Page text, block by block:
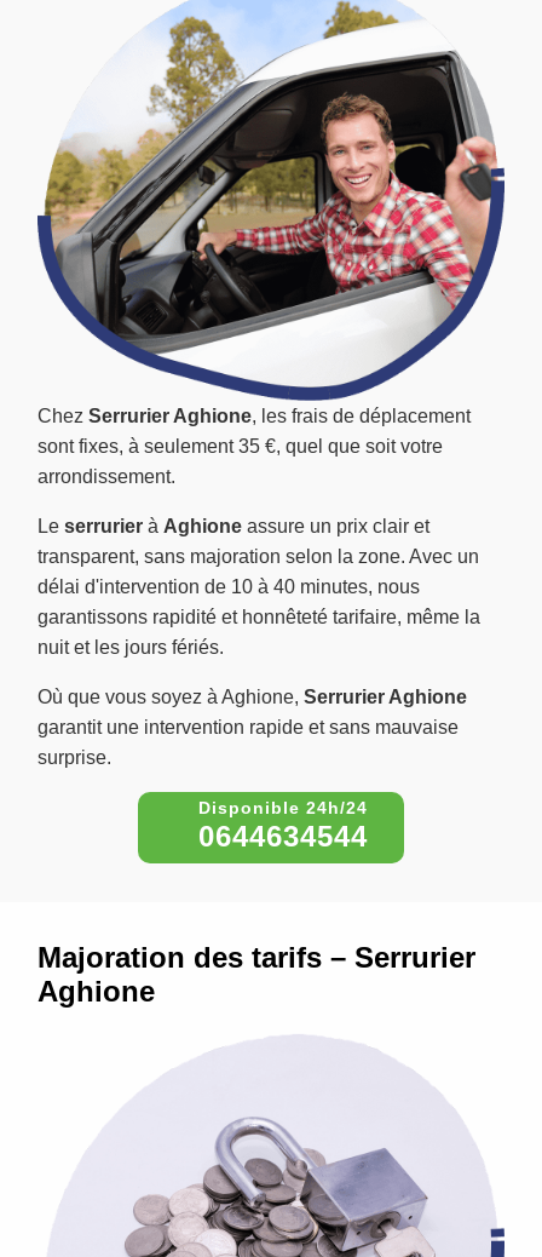
Chez Serrurier Aghione, les frais de déplacement
sont fixes, à seulement 35 €, quel que soit votre
arrondissement.
Le serrurier à Aghione assure un prix clair et
transparent, sans majoration selon la zone. Avec un
délai d'intervention de 10 à 40 minutes, nous
garantissons rapidité et honnêteté tarifaire, même la
nuit et les jours fériés.
Où que vous soyez à Aghione, Serrurier Aghione
garantit une intervention rapide et sans mauvaise
surprise.
0644634544
Majoration des tarifs – Serrurier
Aghione